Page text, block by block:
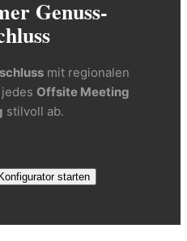
Genuss-
mit regionalen
Offsite Meeting
stilvoll ab.
starten